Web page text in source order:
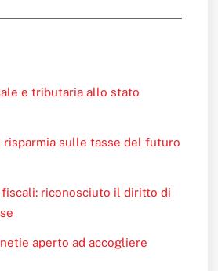
e tributaria allo stato
risparmia sulle tasse del futuro
riconosciuto il diritto di
aperto ad accogliere